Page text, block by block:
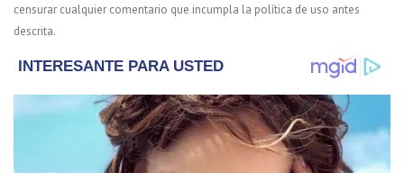
censurar cualquier comentario que incumpla la política de uso antes
descrita.